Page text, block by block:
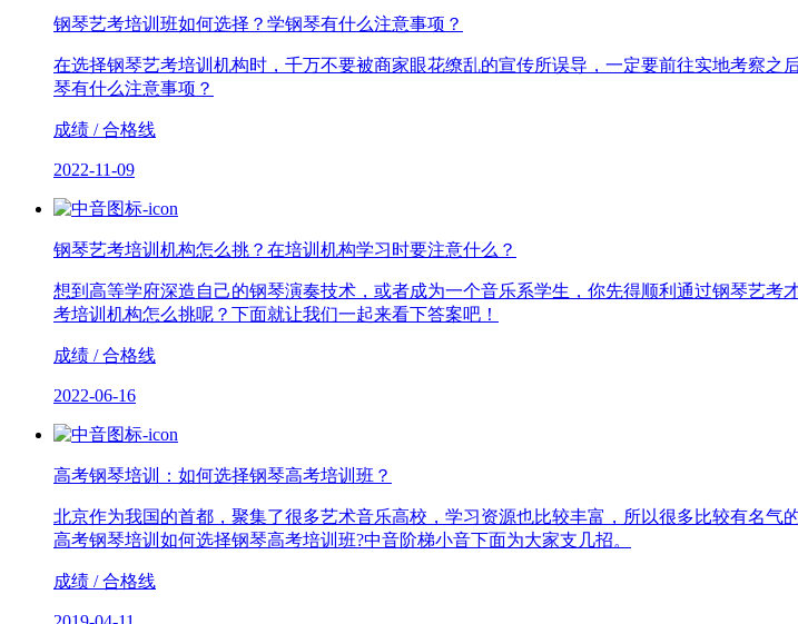
钢琴艺考培训班如何选择？学钢琴有什么注意事项？
在选择钢琴艺考培训机构时，千万不要被商家眼花缭乱的宣传所误导，一定要前往实地考察
琴有什么注意事项？
成绩 / 合格线
2022-11-09
钢琴艺考培训机构怎么挑？在培训机构学习时要注意什么？
想到高等学府深造自己的钢琴演奏技术，或者成为一个音乐系学生，你先得顺利通过钢琴艺
考培训机构怎么挑呢？下面就让我们一起来看下答案吧！
成绩 / 合格线
2022-06-16
高考钢琴培训：如何选择钢琴高考培训班？
北京作为我国的首都，聚集了很多艺术音乐高校，学习资源也比较丰富，所以很多比较有名
高考钢琴培训如何选择钢琴高考培训班?中音阶梯小音下面为大家支几招。
成绩 / 合格线